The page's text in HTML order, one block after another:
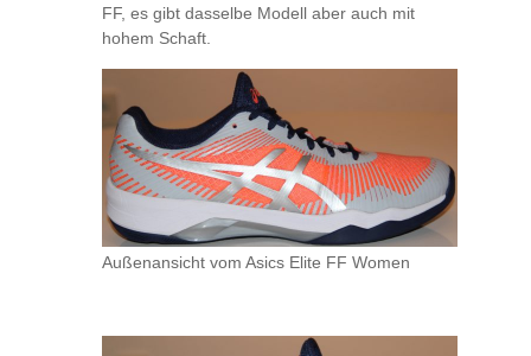
FF, es gibt dasselbe Modell aber auch mit
hohem Schaft.
Außenansicht vom Asics Elite FF Women